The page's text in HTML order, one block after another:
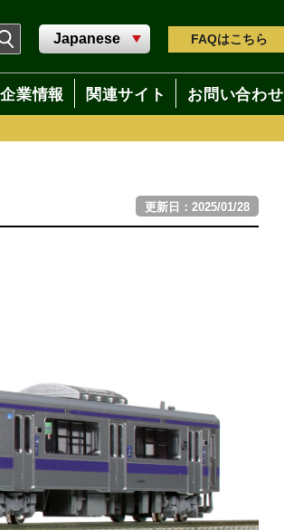
FAQはこちら
企業情報 関連サイト お問い合わせ
更新日：2025/01/28